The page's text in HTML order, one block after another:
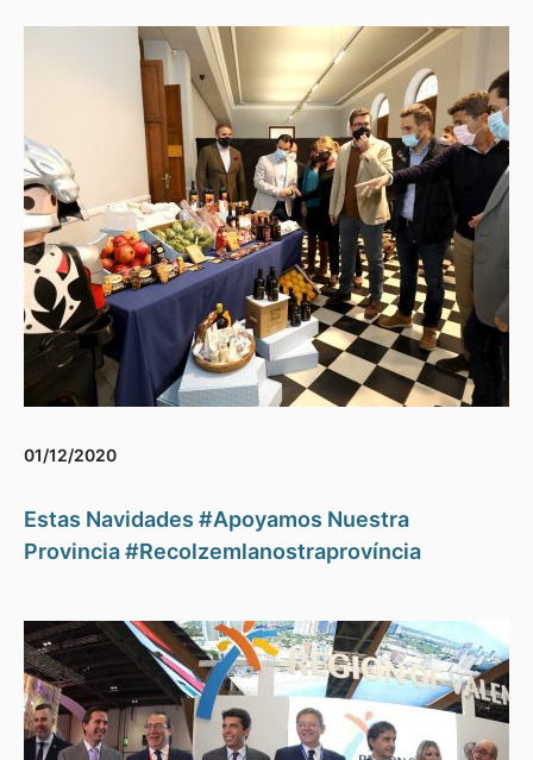
01/12/2020
Estas Navidades #Apoyamos Nuestra
Provincia #Recolzemlanostraprovíncia